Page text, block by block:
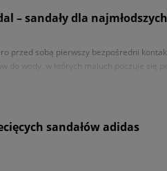
– sandały dla
przed sobą pierwszy bezpośredni
do wody, w których maluch poczuje
marek. Szybkoschnący materiał
i nie ślizgały się nawet podczas
są w dwóch wersjach
rozmiar butów, którego poszukujesz
sandałów adidas